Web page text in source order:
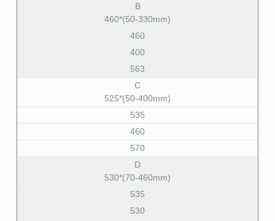
B
460*(50-330mm)
460
400
563
C
525*(50-400mm)
535
460
570
D
530*(70-460mm)
535
530